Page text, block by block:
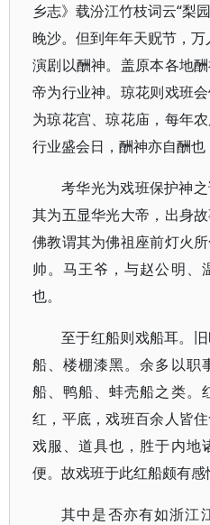
乡志》载汾江竹枝词云“梨
晚沙。但到年年天贶节，
演剧以酬神。盖原本各地
帝为行业神。琼花则戏班
为琼花宫、琼花庙，每年
行业盛会日，酬神亦自酬也
考华光为戏班保护神
其为五显华光大帝，出身
佛教谓其为佛祖座前灯火
帅。马王爷，与赵公明、
也。
至于红船则戏船耳。
船、楼棚漆黑。余多以职
船、鸭船、蚌壳船之类。
红，平底，戏班百余人皆
戏服、道具也，胜于内地
便。故戏班于此红船颇有感
其中是否亦有如浙江